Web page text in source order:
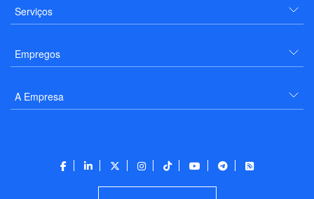
Serviços
Empregos
A Empresa